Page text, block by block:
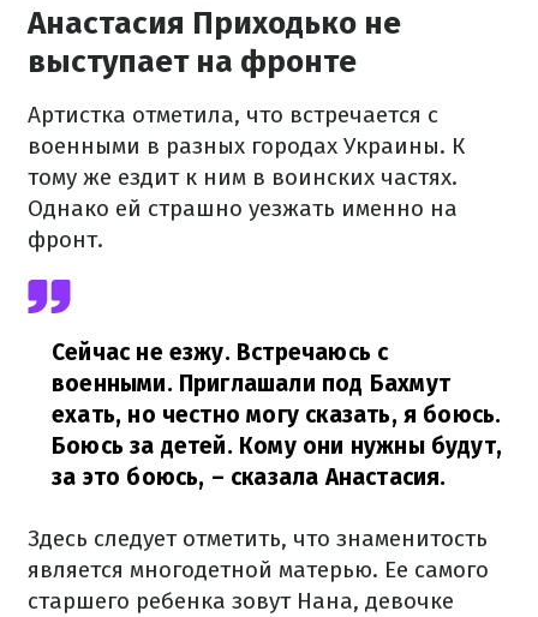
Анастасия Приходько не
выступает на фронте
Артистка отметила, что встречается с
военными в разных городах Украины. К
тому же ездит к ним в воинских частях.
Однако ей страшно уезжать именно на
фронт.
Сейчас не езжу. Встречаюсь с
военными. Приглашали под Бахмут
ехать, но честно могу сказать, я боюсь.
Боюсь за детей. Кому они нужны будут,
за это боюсь, – сказала Анастасия.
Здесь следует отметить, что знаменитость
является многодетной матерью. Ее самого
старшего ребенка зовут Нана, девочке